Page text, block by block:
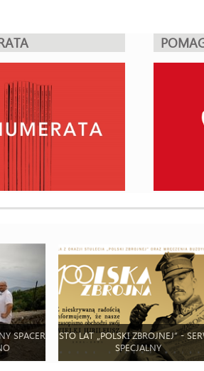
SPACER
STO LAT „POLSKI ZBROJNEJ” -
SPECJALNY